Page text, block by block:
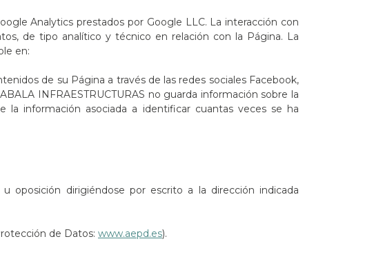
Analytics prestados por Google LLC. La interacción con
de tipo analítico y técnico en relación con la Página. La
en:
de su Página a través de las redes sociales Facebook,
INFRAESTRUCTURAS no guarda información sobre la
la información asociada a identificar cuantas veces se ha
oposición dirigiéndose por escrito a la dirección indicada
de Datos: www.aepd.es).